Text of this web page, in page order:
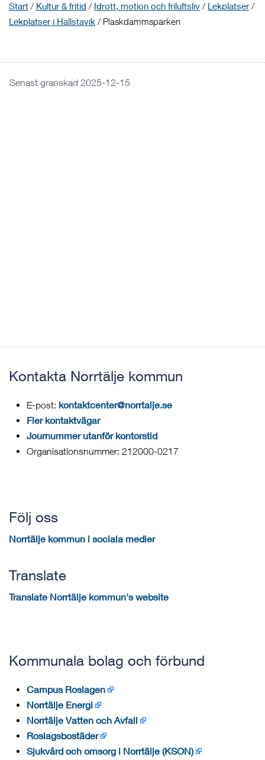
Start / Kultur & fritid / Idrott, motion och friluftsliv / Lekplatser /
Lekplatser i Hallstavik / Plaskdammsparken
Senast granskad 2025-12-15
Kontakta Norrtälje kommun
E-post: kontaktcenter@norrtalje.se
Fler kontaktvägar
Journummer utanför kontorstid
Organisationsnummer: 212000-0217
Följ oss
Norrtälje kommun i sociala medier
Translate
Translate Norrtälje kommun's website
Kommunala bolag och förbund
Campus Roslagen
Norrtälje Energi
Norrtälje Vatten och Avfall
Roslagsbostäder
Sjukvård och omsorg i Norrtälje (KSON)